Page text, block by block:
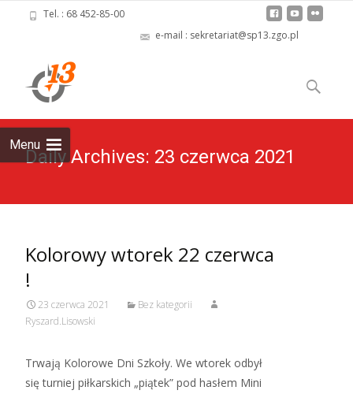
Tel. : 68 452-85-00
e-mail : sekretariat@sp13.zgo.pl
Menu
to
content
Szukaj:
Daily Archives: 23 czerwca 2021
Kolorowy wtorek 22 czerwca
!
23 czerwca 2021
Bez kategorii
Ryszard.Lisowski
Trwają Kolorowe Dni Szkoły. We wtorek odbył
się turniej piłkarskich „piątek” pod hasłem Mini